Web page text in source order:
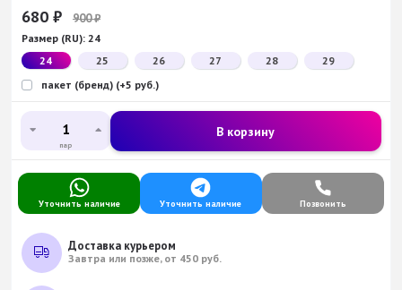
680 ₽ 900₽
Размер (RU): 24
24
25 26 27 28
29
пакет (бренд) (+5 руб.)
пар
В корзину
Уточнить наличие Уточнить наличие Позвонить
Доставка курьером
Завтра или позже, от 450 руб.